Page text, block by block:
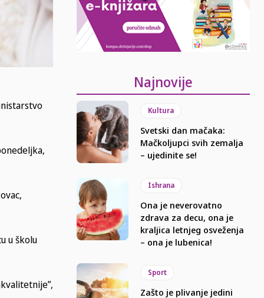
u školu
Najnovije
Kultura
Svetski dan mačaka:
Mačkoljupci svih zemalja
– ujedinite se!
Ishrana
Ona je neverovatno
zdrava za decu, ona je
kraljica letnjeg osveženja
– ona je lubenica!
Sport
Zašto je plivanje jedini